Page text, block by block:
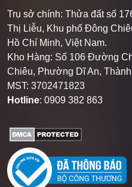
Trụ sở chính: Thửa đất số
Thị Liễu, Khu phố Đông
Hồ Chí Minh, Việt Nam.
Kho Hàng: Số 106 Đường
Chiêu, Phường Dĩ An,
MST: 3702471823
Hotline: 0909 382 863